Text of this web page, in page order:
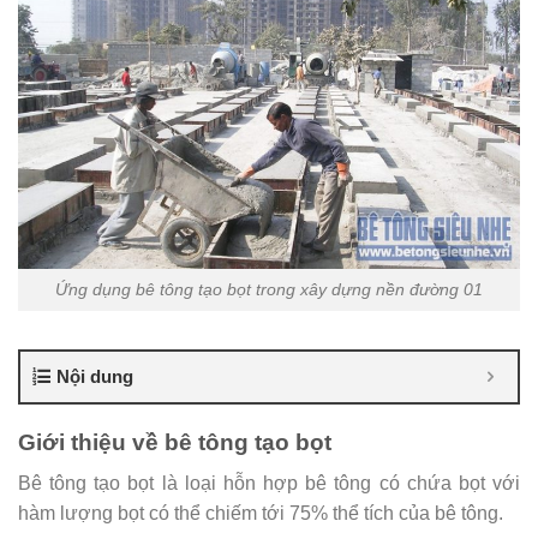
Ứng dụng bê tông tạo bọt trong xây dựng nền đường 01
Nội dung
Giới thiệu về bê tông tạo bọt
Bê tông tạo bọt là loại hỗn hợp bê tông có chứa bọt với
hàm lượng bọt có thể chiếm tới 75% thể tích của bê tông.